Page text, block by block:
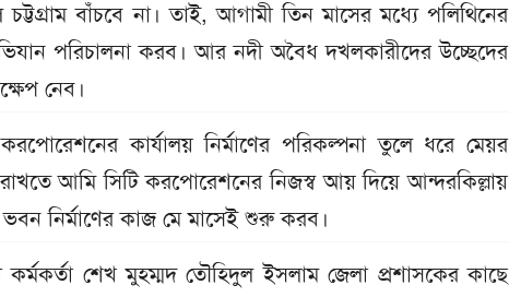
বাঁচবে না। তাই, আগামী তিন মাসের মধ্যে পলিথিনের
পরিচালনা করব। আর নদী অবৈধ দখলকারীদের উচ্ছেদের
নেব।
করপোরেশনের কার্যালয় নির্মাণের পরিকল্পনা তুলে ধরে মেয়র
আমি সিটি করপোরেশনের নিজস্ব আয় দিয়ে আন্দরকিল্লায়
নির্মাণের কাজ মে মাসেই শুরু করব।
কর্মকর্তা শেখ মুহম্মদ তৌহিদুল ইসলাম জেলা প্রশাসকের কাছে